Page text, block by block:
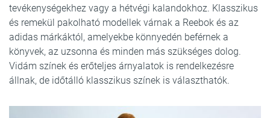
tevékenységekhez vagy a hétvégi kalandokhoz. Klasszikus
és remekül pakolható modellek várnak a Reebok és az
adidas márkáktól, amelyekbe könnyedén beférnek a
könyvek, az uzsonna és minden más szükséges dolog.
Vidám színek és erőteljes árnyalatok is rendelkezésre
állnak, de időtálló klasszikus színek is választhatók.